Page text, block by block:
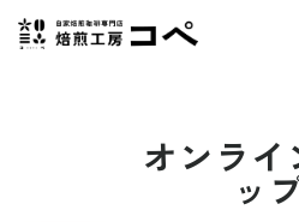
オンライ
ッ